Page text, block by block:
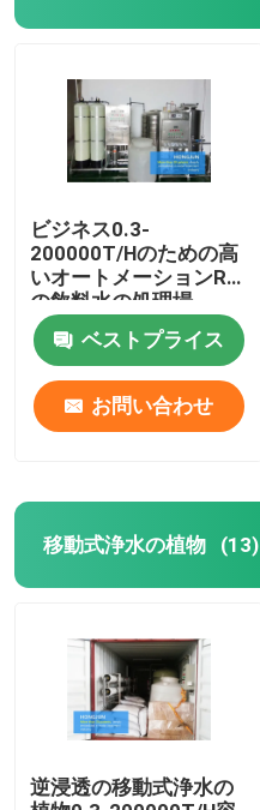
ビジネス0.3-
200000T/Hのための高
いオートメーションRO
の飲料水の処理場
ベストプライス
お問い合わせ
移動式浄水の植物 (13)
逆浸透の移動式浄水の